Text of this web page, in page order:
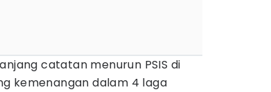
catatan menurun PSIS di
kemenangan dalam 4 laga